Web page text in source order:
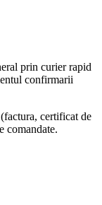
prin curier rapid
confirmarii
certificat de
comandate.